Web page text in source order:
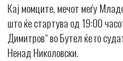
Кај момците, мечот меѓу
што ќе стартува од 19:00
Димитров“ во Бутел ќе го
Ненад Николовски.